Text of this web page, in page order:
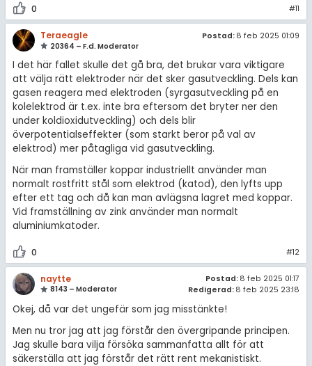
0 #11
Teraeagle
20364 – F.d. Moderator
Postad: 8 feb 2025 01:09
I det här fallet skulle det gå bra, det brukar vara viktigare
att välja rätt elektroder när det sker gasutveckling. Dels kan
gasen reagera med elektroden (syrgasutveckling på en
kolelektrod är t.ex. inte bra eftersom det bryter ner den
under koldioxidutveckling) och dels blir
överpotentialseffekter (som starkt beror på val av
elektrod) mer påtagliga vid gasutveckling.
När man framställer koppar industriellt använder man
normalt rostfritt stål som elektrod (katod), den lyfts upp
efter ett tag och då kan man avlägsna lagret med koppar.
Vid framställning av zink använder man normalt
aluminiumkatoder.
0 #12
naytte
8143 – Moderator
Postad: 8 feb 2025 01:17
Redigerad: 8 feb 2025 23:18
Okej, då var det ungefär som jag misstänkte!
Men nu tror jag att jag förstår den övergripande principen.
Jag skulle bara vilja försöka sammanfatta allt för att
säkerställa att jag förstår det rätt rent mekanistiskt.